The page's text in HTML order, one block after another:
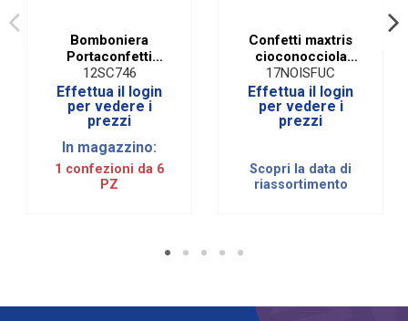
12D0629
12D0637
6 mm
Bomboniera
Portaconfetti
Prima Comunione
(6 PZ)
12SC746
Effettua il login
per vedere i
prezzi
In magazzino:
1 confezioni da 6
PZ
Confetti maxtris
cioconocciola
sfumato azzurro 1
KG
17NOISFUC
Effettua il login
per vedere i
prezzi
Scopri la data di
riassortimento